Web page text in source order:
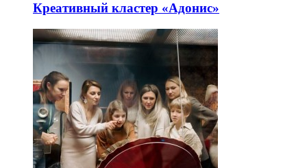
Креативный кластер «Адонис»